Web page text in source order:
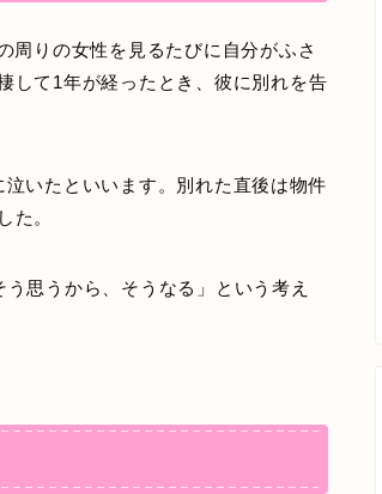
周りの女性を見るたびに自分がふさ
して1年が経ったとき、彼に別れを告
いたといいます。別れた直後は物件
た。
思うから、そうなる」という考え